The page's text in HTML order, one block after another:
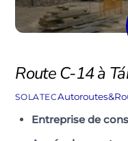
Route C-14 à
SOLATEC
Entreprise de